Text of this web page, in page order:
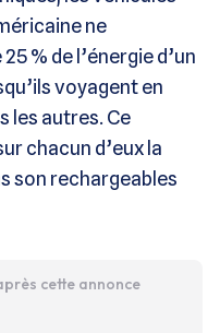
ne
% de l’énergie d’un
voyagent en
les autres. Ce
chacun d’eux la
son rechargeables
cette annonce